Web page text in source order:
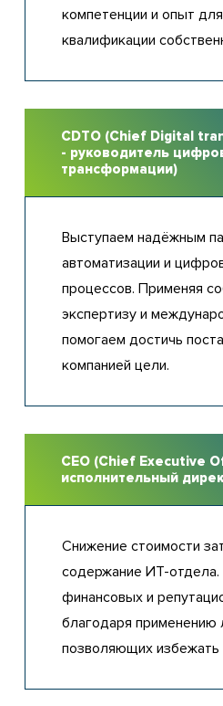
компетенции и опыт
квалификации
CDTO (Chief Digital
- руководитель
трансформации)
Выступаем надёжным
автоматизации и
процессов. Применяя
экспертизу и
помогаем достичь
компанией цели.
CEO (Chief Executive
исполнительный
Снижение стоимости
содержание ИТ-отдела.
финансовых и
благодаря применению
позволяющих избежать